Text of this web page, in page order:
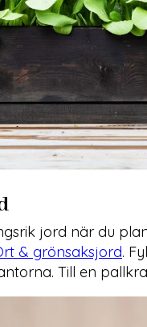
jord när du
& grönsaksjord.
Till en